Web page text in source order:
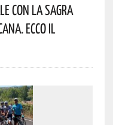
Con La Sagra
Ecco Il